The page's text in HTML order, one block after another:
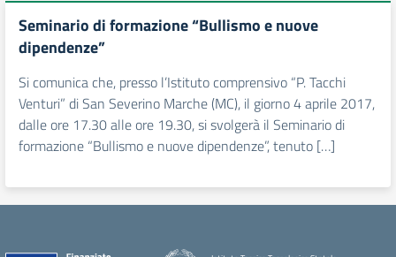
Seminario di formazione “Bullismo e nuove
dipendenze”
Si comunica che, presso l’Istituto comprensivo “P. Tacchi
Venturi” di San Severino Marche (MC), il giorno 4 aprile 2017,
dalle ore 17.30 alle ore 19.30, si svolgerà il Seminario di
formazione “Bullismo e nuove dipendenze”, tenuto […]